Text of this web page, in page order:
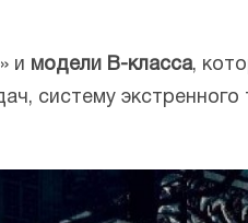
и модели B-класса,
систему